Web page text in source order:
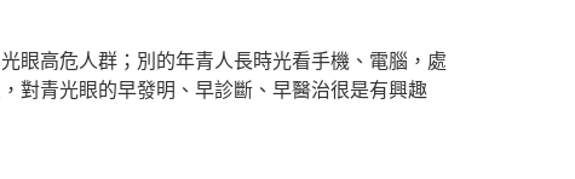
高危人群；別的年青人長時光看手機、電腦，處
對青光眼的早發明、早診斷、早醫治很是有興趣